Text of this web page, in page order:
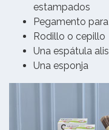
estampados
Pegamento
Rodillo o cepillo
Una espátula
Una esponja